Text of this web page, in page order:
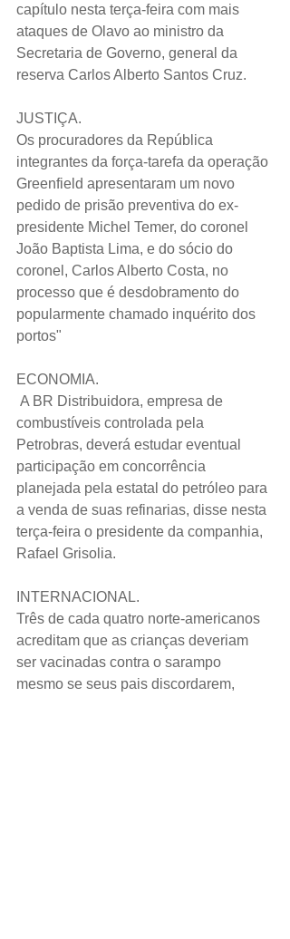
capítulo nesta terça-feira com mais
ataques de Olavo ao ministro da
Secretaria de Governo, general da
reserva Carlos Alberto Santos Cruz.
JUSTIÇA.
Os procuradores da República
integrantes da força-tarefa da operação
Greenfield apresentaram um novo
pedido de prisão preventiva do ex-
presidente Michel Temer, do coronel
João Baptista Lima, e do sócio do
coronel, Carlos Alberto Costa, no
processo que é desdobramento do
popularmente chamado inquérito dos
portos"
ECONOMIA.
combustíveis controlada pela
Petrobras, deverá estudar eventual
participação em concorrência
planejada pela estatal do petróleo para
a venda de suas refinarias, disse nesta
terça-feira o presidente da companhia,
Rafael Grisolia.
INTERNACIONAL.
Três de cada quatro norte-americanos
acreditam que as crianças deveriam
ser vacinadas contra o sarampo
mesmo se seus pais discordarem,